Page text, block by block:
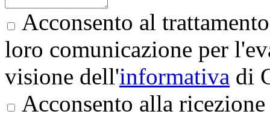
Acconsento al
loro comunicazione per
visione dell'informativa di
Acconsento alla